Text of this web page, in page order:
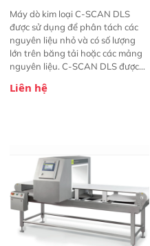
Máy dò kim loại C-SCAN DLS
được sử dụng để phân tách các
nguyên liệu nhỏ và có số lượng
lớn trên băng tải hoặc các mảng
nguyên liệu. C-SCAN DLS được
các máy tạo hạt, máy cắt, máy
Liên hệ